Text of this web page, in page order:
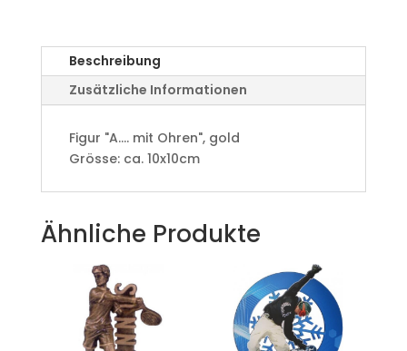
Beschreibung
Zusätzliche Informationen
Figur "A.... mit Ohren", gold
Grösse: ca. 10x10cm
Ähnliche Produkte